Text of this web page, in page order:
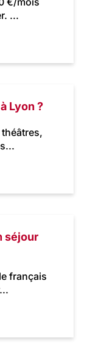
...
Lyon ?
séjour
français